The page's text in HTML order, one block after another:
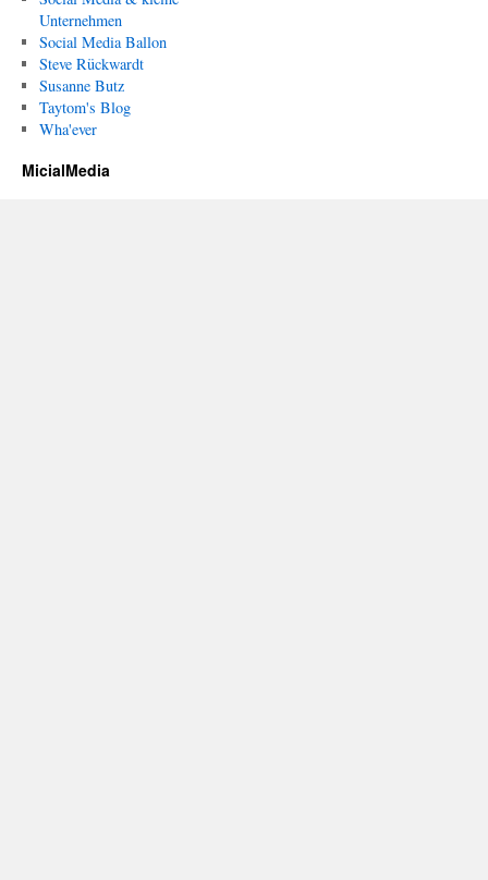
Unternehmen
Social Media Ballon
Steve Rückwardt
Susanne Butz
Taytom's Blog
Wha'ever
MicialMedia